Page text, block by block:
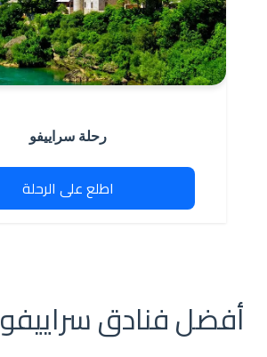
رحلة سراييفو
اطلع على الرحلة
أفضل فنادق سراييفو